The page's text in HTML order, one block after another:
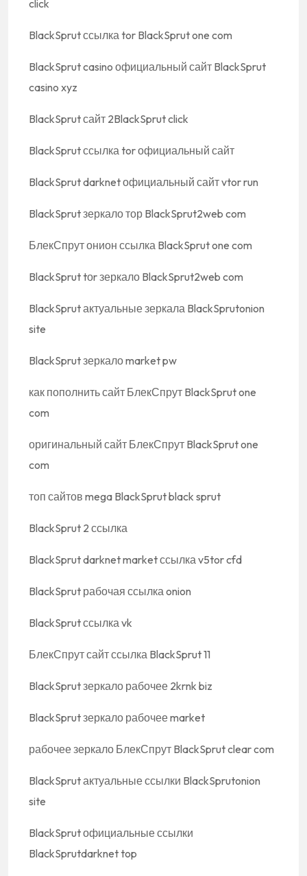
click
BlackSprut ссылка tor BlackSprut one com
BlackSprut casino официальный сайт BlackSprut
casino xyz
BlackSprut сайт 2BlackSprut click
BlackSprut ссылка tor официальный сайт
BlackSprut darknet официальный сайт vtor run
BlackSprut зеркало тор BlackSprut2web com
БлекСпрут онион ссылка BlackSprut one com
BlackSprut tоr зеркало BlackSprut2web com
BlackSprut актуальные зеркала BlackSprutonion
site
BlackSprut зеркало market pw
как пополнить сайт БлекСпрут BlackSprut one
com
оригинальный сайт БлекСпрут BlackSprut one
com
топ сайтов mega BlackSprut black sprut
BlackSprut 2 ссылка
BlackSprut darknet market ссылка v5tor cfd
BlackSprut рабочая ссылка onion
BlackSprut ссылка vk
БлекСпрут сайт ссылка BlackSprut 11
BlackSprut зеркало рабочее 2krnk biz
BlackSprut зеркало рабочее market
рабочее зеркало БлекСпрут BlackSprut clear com
BlackSprut актуальные ссылки BlackSprutonion
site
BlackSprut официальные ссылки
BlackSprutdarknet top